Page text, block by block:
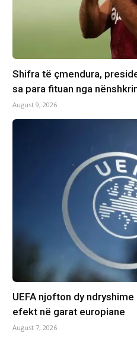
Shifra të çmendura,
sa para fituan nga
August 9, 2026
UEFA njofton dy
efekt në garat europiane
August 7, 2026